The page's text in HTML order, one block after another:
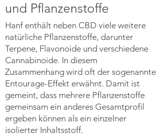
und Pflanzenstoffe
Hanf enthält neben CBD viele weitere
natürliche Pflanzenstoffe, darunter
Terpene, Flavonoide und verschiedene
Cannabinoide. In diesem
Zusammenhang wird oft der sogenannte
Entourage-Effekt erwähnt. Damit ist
gemeint, dass mehrere Pflanzenstoffe
gemeinsam ein anderes Gesamtprofil
ergeben können als ein einzelner
isolierter Inhaltsstoff.